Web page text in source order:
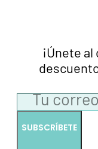
¡Únete
SUBSCRÍBETE